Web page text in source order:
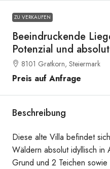
ZU VERKAUFEN
Beeindruckende
Potenzial und
8101 Gratkorn, Steiermark
Preis auf Anfrage
Beschreibung
Diese alte Villa befindet
Wäldern absolut idyllisch in
Grund und 2 Teichen